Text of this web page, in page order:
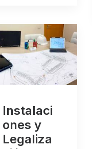
Instalaci
ones y
Legaliza